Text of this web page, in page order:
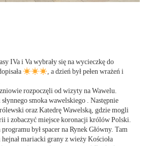
IVa i Va wybrały się na wycieczkę do
, a dzień był pełen wrażeń i
rozpoczęli od wizyty na Wawelu.
smoka wawelskiego . Następnie
oraz Katedrę Wawelską, gdzie mogli
i zobaczyć miejsce koronacji królów Polski.
był spacer na Rynek Główny. Tam
mariacki grany z wieży Kościoła